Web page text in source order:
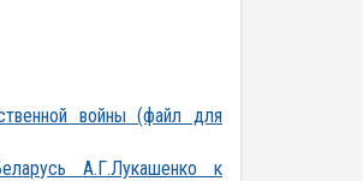
войны (файл для
А.Г.Лукашенко к